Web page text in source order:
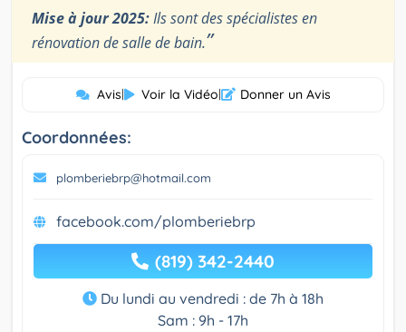
Mise à jour 2025:Ils sont des spécialistes en
rénovation de salle de bain.”
Avis| Voir la Vidéo| Donner un Avis
Coordonnées:
plomberiebrp@hotmail.com
facebook.com/plomberiebrp
(819) 342-2440
Du lundi au vendredi : de 7h à 18h
Sam : 9h - 17h